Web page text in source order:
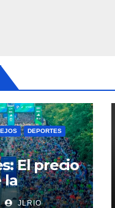
DEPORTES
El precio
la
JLRIO